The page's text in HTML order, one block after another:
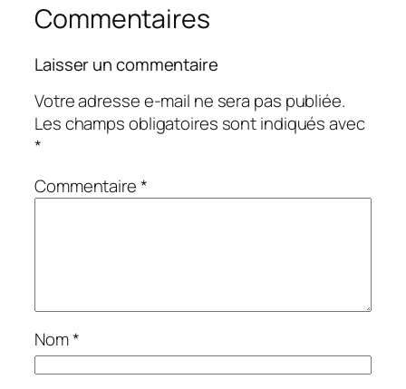
Commentaires
Laisser un commentaire
Votre adresse e-mail ne sera pas publiée.
Les champs obligatoires sont indiqués avec
*
Commentaire*
Nom*